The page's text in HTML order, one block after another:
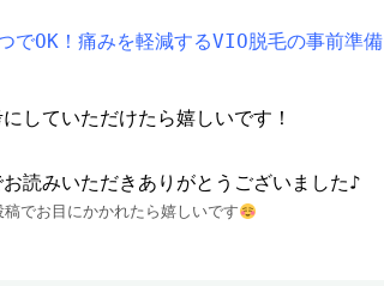
でOK！痛みを軽減するVIO脱毛の事前準備
していただけたら嬉しいです！
読みいただきありがとうございました♪
稿でお目にかかれたら嬉しいです